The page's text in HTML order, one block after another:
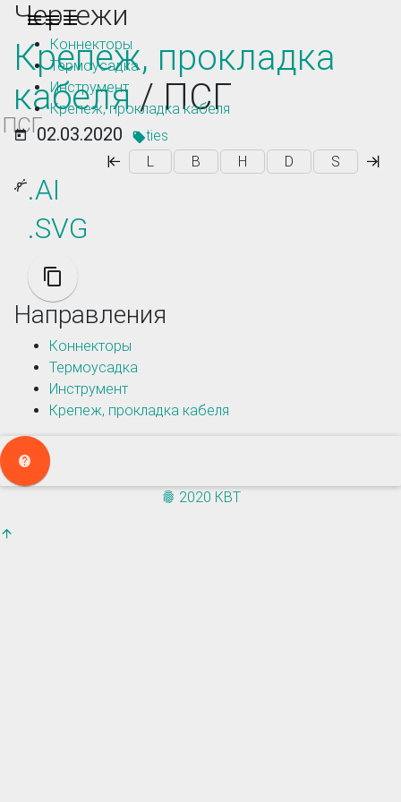
Toggle navigation
Коннекторы
Термоусадка
Инструмент
Крепеж, прокладка кабеля
Чертежи
Крепеж, прокладка
кабеля/ ПСГ
ПСГ02.03.2020
ties
L
B H D S
.AI
.SVG
Направления
Коннекторы
Термоусадка
Инструмент
Крепеж, прокладка кабеля
2020 КВТ